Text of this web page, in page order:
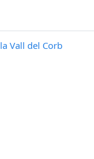
Vall del Corb